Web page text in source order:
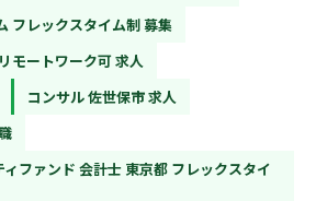
フレックスタイム制 募集
モートワーク可 求人
コンサル 佐世保市 求人
ファンド 会計士 東京都 フレックスタイ